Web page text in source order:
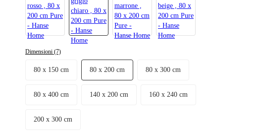
rosso , 80 x
200 cm Pure
- Hanse
Home
chiaro , 80 x
200 cm Pure
- Hanse
Home
marrone ,
80 x 200 cm
Pure -
Hanse Home
beige , 80 x
200 cm Pure
- Hanse
Home
Dimensioni (7)
80 x 150 cm 80 x 200 cm 80 x 300 cm
80 x 400 cm 140 x 200 cm 160 x 240 cm
200 x 300 cm